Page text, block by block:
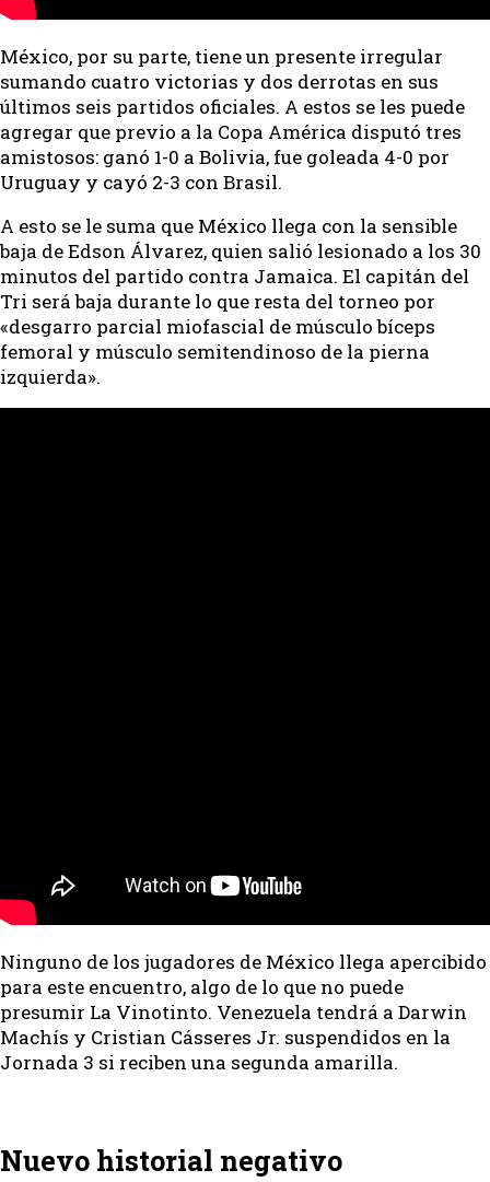
México, por su parte, tiene un presente irregular
sumando cuatro victorias y dos derrotas en sus
últimos seis partidos oficiales. A estos se les puede
agregar que previo a la Copa América disputó tres
amistosos: ganó 1-0 a Bolivia, fue goleada 4-0 por
Uruguay y cayó 2-3 con Brasil.
A esto se le suma que México llega con la sensible
baja de Edson Álvarez, quien salió lesionado a los 30
minutos del partido contra Jamaica. El capitán del
Tri será baja durante lo que resta del torneo por
«desgarro parcial miofascial de músculo bíceps
femoral y músculo semitendinoso de la pierna
izquierda».
Ninguno de los jugadores de México llega apercibido
para este encuentro, algo de lo que no puede
presumir La Vinotinto. Venezuela tendrá a Darwin
Machís y Cristian Cásseres Jr. suspendidos en la
Jornada 3 si reciben una segunda amarilla.
Nuevo historial negativo